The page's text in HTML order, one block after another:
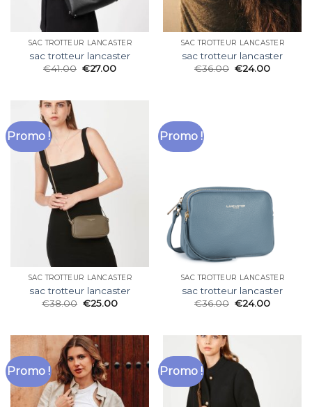
SAC TROTTEUR LANCASTER
sac trotteur lancaster
€41.00 €27.00
SAC TROTTEUR LANCASTER
sac trotteur lancaster
€36.00 €24.00
Promo !
SAC TROTTEUR LANCASTER
sac trotteur lancaster
€38.00 €25.00
Promo !
SAC TROTTEUR LANCASTER
sac trotteur lancaster
€36.00 €24.00
Promo ! Promo !